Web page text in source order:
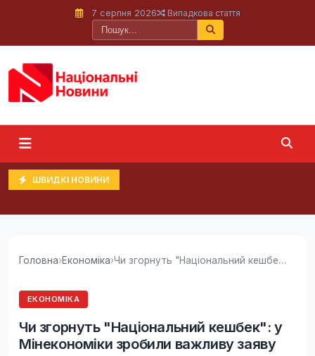
7 серпня 2026 Випадкова стаття
ШВИДКІ НОВИНИ
Головна›Економіка› Чи згорнуть "Національний кешбек": у...
ЕКОНОМІКА
Чи згорнуть "Національний кешбек": у
Мінекономіки зробили важливу заяву